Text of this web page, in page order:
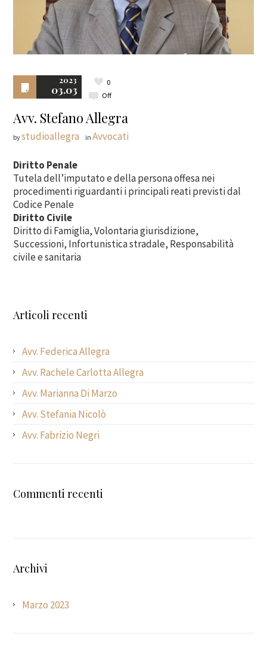
2023
03.03 Off
0
Avv. Stefano Allegra
bystudioallegra inAvvocati
Diritto Penale
Tutela dell’imputato e della persona offesa nei
procedimenti riguardanti i principali reati previsti dal
Codice Penale
Diritto Civile
Diritto di Famiglia, Volontaria giurisdizione,
Successioni, Infortunistica stradale, Responsabilità
civile e sanitaria
Articoli recenti
Avv. Federica Allegra
Avv. Rachele Carlotta Allegra
Avv. Marianna Di Marzo
Avv. Stefania Nicolò
Avv. Fabrizio Negri
Commenti recenti
Archivi
Marzo 2023